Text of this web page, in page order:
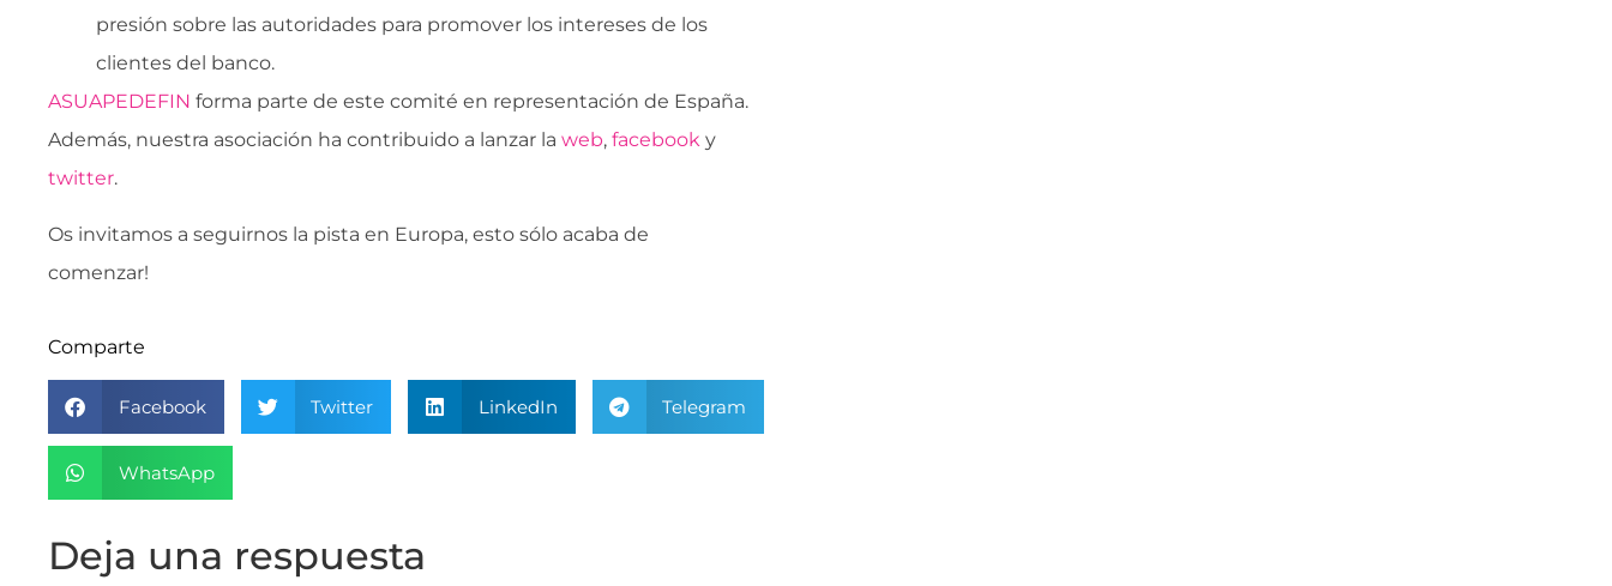
presión sobre las autoridades para promover los intereses de los
clientes del banco.
ASUAPEDEFIN forma parte de este comité en representación de España.
Además, nuestra asociación ha contribuido a lanzar la web, facebook y
twitter.
Os invitamos a seguirnos la pista en Europa, esto sólo acaba de
comenzar!
Comparte
Facebook Twitter LinkedIn Telegram
WhatsApp
Deja una respuesta